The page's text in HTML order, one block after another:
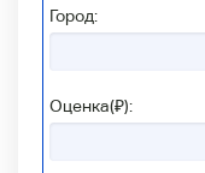
Город:
Оценка(₽):